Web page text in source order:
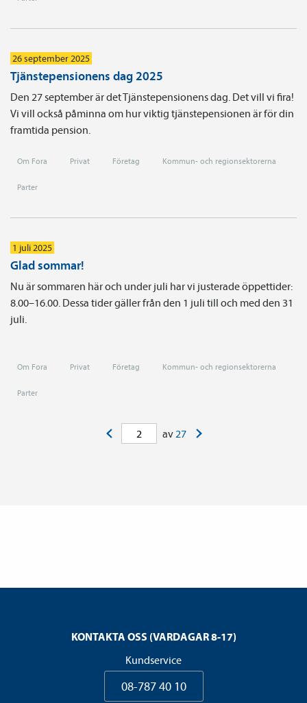
26 september 2025
Tjänstepensionens dag 2025
Den 27 september är det Tjänstepensionens dag. Det vill vi fira!
Vi vill också påminna om hur viktig tjänstepensionen är för din
framtida pension.
Om Fora Privat Företag Kommun- och regionsektorerna
Parter
1 juli 2025
Glad sommar!
Nu är sommaren här och under juli har vi justerade öppettider:
8.00–16.00. Dessa tider gäller från den 1 juli till och med den 31
juli.
Om Fora Privat Företag Kommun- och regionsektorerna
Parter
av27
KONTAKTA OSS (VARDAGAR 8-17)
Kundservice
08-787 40 10